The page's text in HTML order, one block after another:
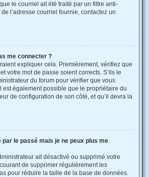
le courriel ait été traité par un filtre anti-
l’adresse courriel fournie, contactez un
me connecter ?
expliquer cela. Premièrement, vérifiez que
votre mot de passe soient corrects. S’ils le
du forum pour vérifier que vous
est également possible que le propriétaire du
de configuration de son côté, et qu’il devra la
le passé mais je ne peux plus me
ait désactivé ou supprimé votre
de supprimer régulièrement les
pour réduire la taille de la base de données.